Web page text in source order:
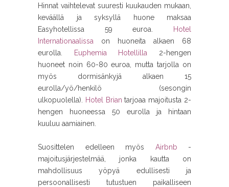
Hinnat vaihtelevat suuresti kuukauden mukaan,
keväällä ja syksyllä huone maksaa
Easyhotellissa 59 euroa.
Hotel
Internationaalissa on huoneita alkaen 68
eurolla.
Euphemia Hotellilla 2-hengen
huoneet noin 60-80 euroa, mutta tarjolla on
myös dormisänkyjä alkaen 15
eurolla/yö/henkilö (sesongin
ulkopuolella).
Hotel Brian tarjoaa majoitusta 2-
hengen huoneessa 50 eurolla ja hintaan
kuuluu aamiainen.
Suosittelen edelleen myös Airbnb -
majoitusjärjestelmää, jonka kautta on
mahdollisuus yöpyä edullisesti ja
persoonallisesti tutustuen paikalliseen